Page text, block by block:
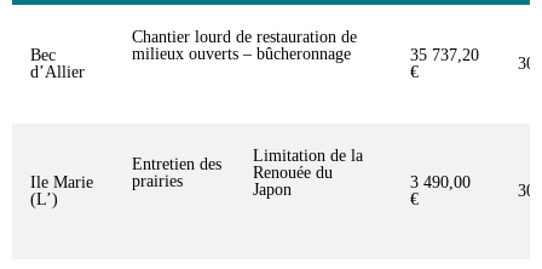
Bec
d’Allier
Chantier lourd de restauration de
milieux ouverts – bûcheronnage
35 737,20
€
Ile Marie
(L’)
Entretien des
prairies
Limitation de la
Renouée du
Japon
3 490,00
€